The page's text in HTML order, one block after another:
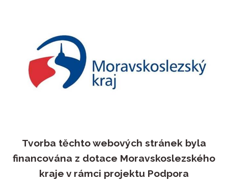
Tvorba těchto webových stránek byla
financována z dotace Moravskoslezského
kraje v rámci projektu Podpora